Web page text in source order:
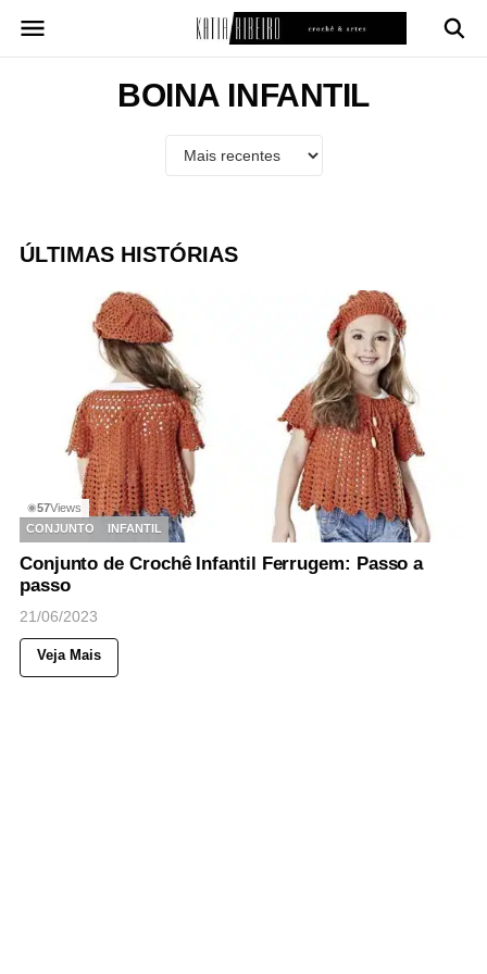
para
BOINA INFANTIL
ÚLTIMAS HISTÓRIAS
◉57Views
CONJUNTO
INFANTIL
Conjunto de Crochê Infantil Ferrugem: Passo a
passo
21/06/2023
Veja Mais